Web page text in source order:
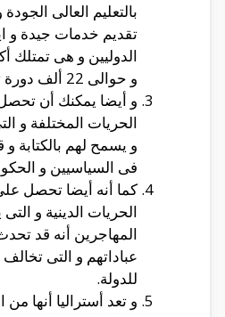
بالتعليم العالى
تقديم خدمات جيدة و
و حوالى 22 ألف دورة تدريبية.
و أيضا يمكنك أن
الحريات المختلفة و
و يسمح لهم بالكتابة و
فى السياسيين و
كما أنه أيضا تحصل
الحريات الدينية و
المهاجرين أنه قد
عباداتهم و التى تخالف
للدولة.
و تعد أستراليا أنها من